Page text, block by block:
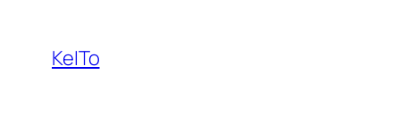
tartalomhoz
KeITo